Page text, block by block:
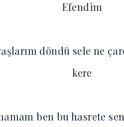
Efendim
döndü sele ne
kere
ben bu hasrete